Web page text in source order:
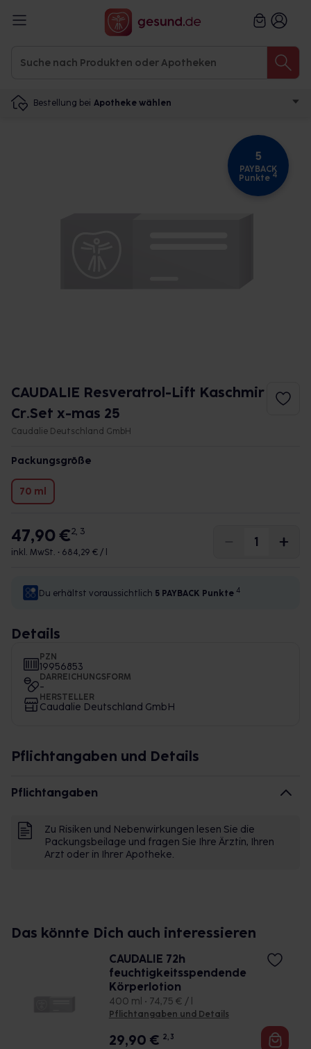
Bestellung bei Apotheke wählen
5
PAYBACK
Punkte 4
CAUDALIE Resveratrol-Lift Kaschmir
Cr.Set x-mas 25
Caudalie Deutschland GmbH
Packungsgröße
70 ml
47,90 €2, 3
inkl. MwSt. • 684,29 € / l
Du erhältst voraussichtlich 5 PAYBACK Punkte 4
Details
PZN
19956853
DARREICHUNGSFORM
-
HERSTELLER
Caudalie Deutschland GmbH
Pflichtangaben und Details
Pflichtangaben
Zu Risiken und Nebenwirkungen lesen Sie die
Packungsbeilage und fragen Sie Ihre Ärztin, Ihren
Arzt oder in Ihrer Apotheke.
Das könnte Dich auch interessieren
CAUDALIE 72h
feuchtigkeitsspendende
Körperlotion
400 ml • 74,75 € / l
Pflichtangaben und Details
29,90 € 2, 3